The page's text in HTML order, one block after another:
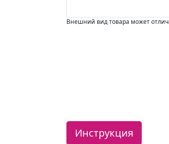
Внешний вид товара может
Инструкция